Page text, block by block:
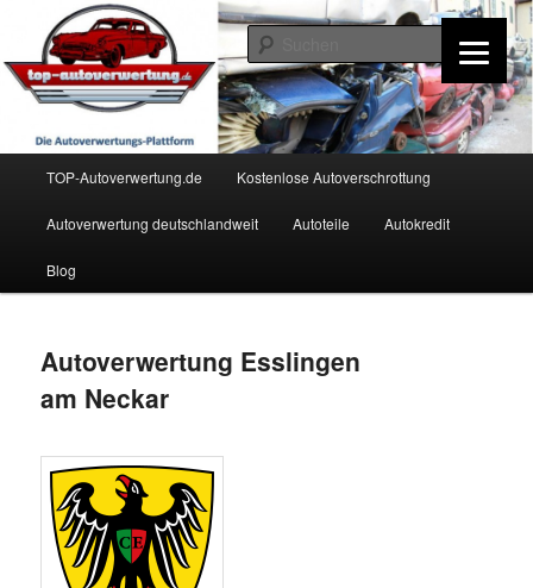
wechseln
TOP-Autoverwertung.de
TOP-Autoverwertung.de Kostenlose Autoverschrottung
Autoverwertung deutschlandweit Autoteile Autokredit
Blog
Autoverwertung Esslingen
am Neckar